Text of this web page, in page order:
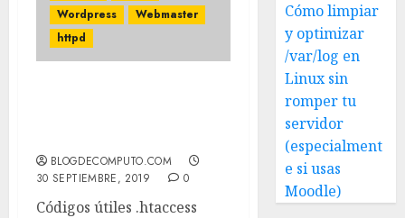
Wordpress
Webmaster
httpd
BLOGDECOMPUTO.COM
30 SEPTIEMBRE, 2019
0
Códigos útiles .htaccess
Cómo limpiar
y optimizar
/var/log en
Linux sin
romper tu
servidor
(especialment
e si usas
Moodle)